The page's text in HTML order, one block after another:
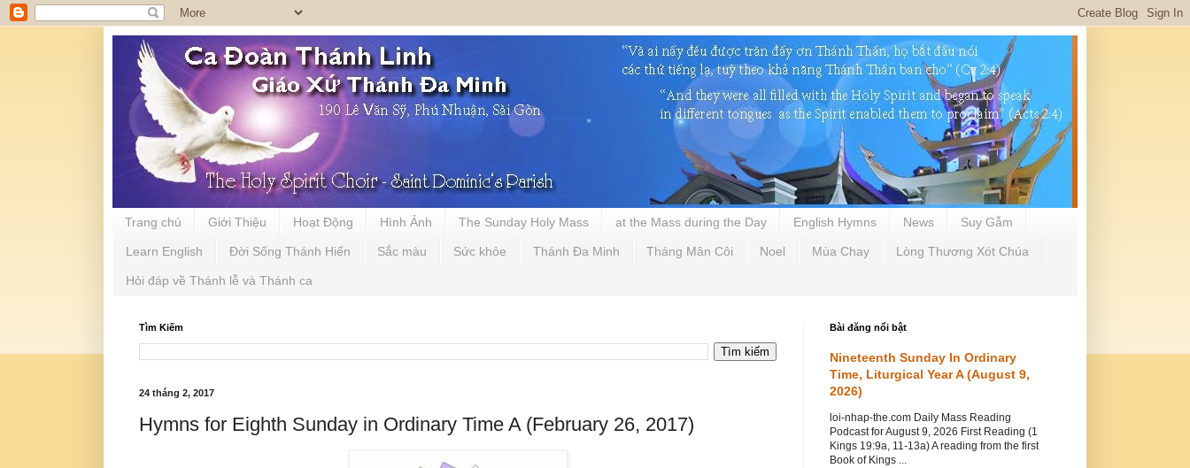
Trang chủ Giới Thiệu Hoạt Động Hình Ảnh The Sunday Holy Mass at the Mass during the Day English Hymns News Suy Gẫm
Learn English Đời Sống Thánh Hiến Sắc màu Sức khỏe Thánh Đa Minh Tháng Mân Côi Noel Mùa Chay Lòng Thương Xót Chúa
Hỏi đáp về Thánh lễ và Thánh ca
Tìm Kiếm
24 tháng 2, 2017
Hymns for Eighth Sunday in Ordinary Time A (February 26, 2017)
Bài đăng nổi bật
Nineteenth Sunday In Ordinary
Time, Liturgical Year A (August 9,
2026)
loi-nhap-the.com Daily Mass Reading
Podcast for August 9, 2026 First Reading (1
Kings 19:9a, 11-13a) A reading from the first
Book of Kings ...